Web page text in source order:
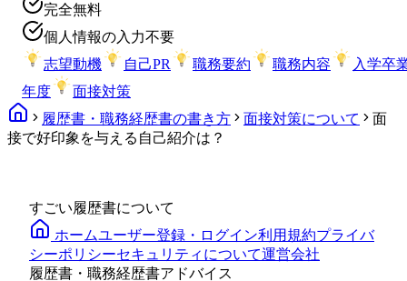
完全無料
個人情報の入力不要
志望動機
自己PR 職務要約 職務内容
入学卒
年度
面接対策
履歴書・職務経歴書の書き方
面接対策について
面
接で好印象を与える自己紹介は？
すごい履歴書について
ホームユーザー登録・ログイン利用規約プライバ
シーポリシーセキュリティについて運営会社
履歴書・職務経歴書アドバイス